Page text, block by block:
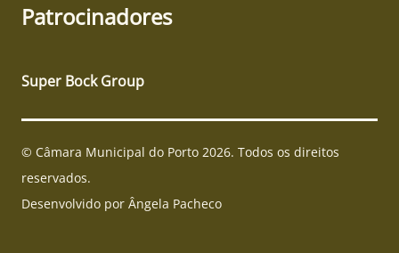
Patrocinadores
Super Bock Group
© Câmara Municipal do Porto 2026. Todos os direitos
reservados.
Desenvolvido por Ângela Pacheco